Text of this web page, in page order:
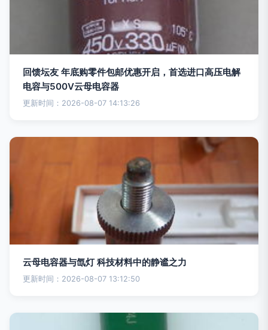
回馈坛友 年底购零件包邮优惠开启，首选进口高压电解
电容与500V云母电容器
更新时间：2026-08-07 14:13:26
云母电容器与氙灯 科技材料中的静谧之力
更新时间：2026-08-07 13:12:50